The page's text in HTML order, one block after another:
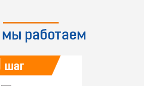
работаем
шаг